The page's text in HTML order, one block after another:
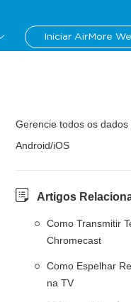
Iniciar AirMore
Gerencie todos os dados
Android/iOS
Artigos
Como Transmitir
Chromecast
Como Espelhar
na TV